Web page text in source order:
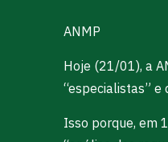
ANMP
Hoje (21/01), a
“especialistas” e
Isso porque, em